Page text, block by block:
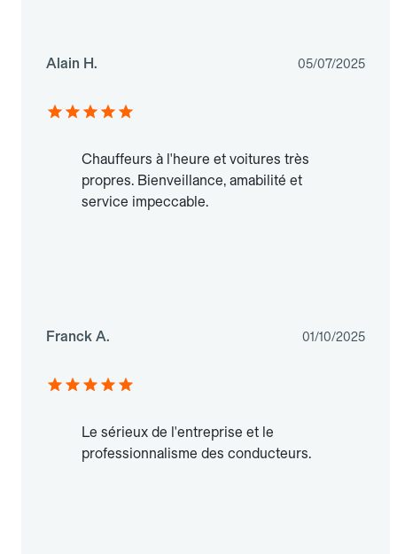
Alain H. 05/07/2025
Chauffeurs à l'heure et voitures très
propres. Bienveillance, amabilité et
service impeccable.
Franck A. 01/10/2025
Le sérieux de l'entreprise et le
professionnalisme des conducteurs.